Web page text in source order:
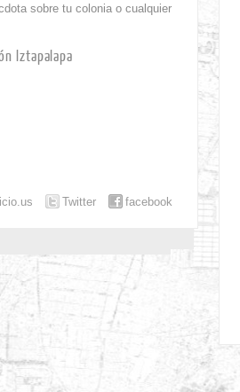
sobre tu colonia o cualquier
Iztapalapa
facebook
Twitter